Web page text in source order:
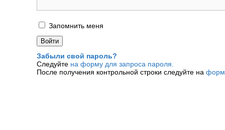
Запомнить меня
Забыли свой пароль?
Следуйте на форму для запроса пароля.
После получения контрольной строки следуйте на